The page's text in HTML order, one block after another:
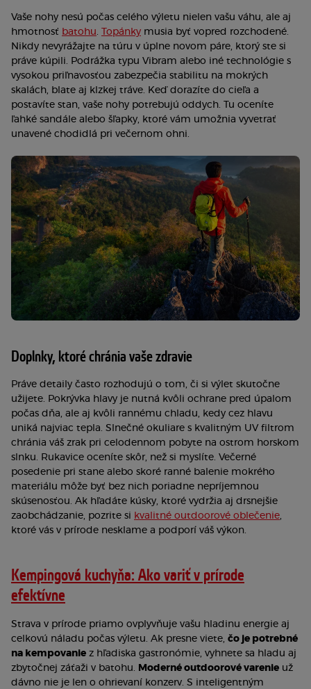
Vaše nohy nesú počas celého výletu nielen vašu váhu, ale aj
hmotnosť batohu Topánky musia byť vopred rozchodené.
Nikdy nevyrážajte na túru v úplne novom páre, ktorý ste si
práve kúpili. Podrážka typu Vibram alebo iné technológie s
vysokou priľnavosťou zabezpečia stabilitu na mokrých
skalách, blate aj klzkej tráve. Keď dorazíte do cieľa a
postavíte stan, vaše nohy potrebujú oddych. Tu oceníte
ľahké sandále alebo šľapky, ktoré vám umožnia vyvetrať
unavené chodidlá pri večernom ohni.
Doplnky, ktoré chránia vaše zdravie
Práve detaily často rozhodujú o tom, či si výlet skutočne
užijete. Pokrývka hlavy je nutná kvôli ochrane pred úpalom
počas dňa, ale aj kvôli rannému chladu, kedy cez hlavu
uniká najviac tepla. Slnečné okuliare s kvalitným UV filtrom
chránia váš zrak pri celodennom pobyte na ostrom horskom
slnku. Rukavice oceníte skôr, než si myslíte. Večerné
posedenie pri stane alebo skoré ranné balenie mokrého
materiálu môže byť bez nich poriadne nepríjemnou
skúsenosťou. Ak hľadáte kúsky, ktoré vydržia aj drsnejšie
zaobchádzanie, pozrite si kvalitné outdoorové oblečenie,
ktoré vás v prírode nesklame a podporí váš výkon.
Kempingová kuchyňa: Ako variť v prírode
efektívne
Strava v prírode priamo ovplyvňuje vašu hladinu energie aj
celkovú náladu počas výletu. Ak presne viete, čo je potrebné
na kempovanie z hľadiska gastronómie, vyhnete sa hladu aj
zbytočnej záťaži v batohu. Moderné outdoorové varenie už
dávno nie je len o ohrievaní konzerv. S inteligentným